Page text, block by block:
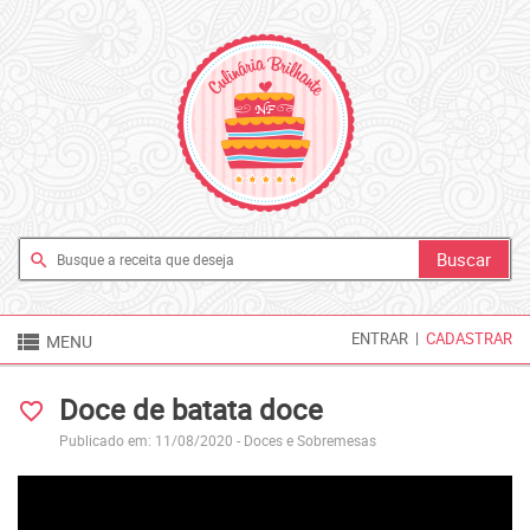
search
 MENU ENTRAR | CADASTRAR
favorite_border Doce de batata doce
Publicado em: 11/08/2020 - Doces e Sobremesas